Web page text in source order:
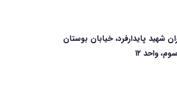
شهید پایدارفرد، خیابان بوستان